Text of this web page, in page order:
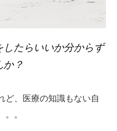
たらいいか分からず
か？
ど、医療の知識もない自
。